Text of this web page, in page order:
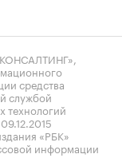
средства
службой
технологий
«РБК»
информации